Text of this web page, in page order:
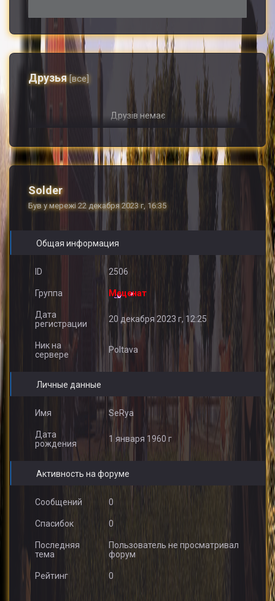
Друзья[все]
Друзів немає
Solder
Був у мережі 22 декабря 2023 г, 16:35
Общая информация
ID 2506
Группа Меценат
Дата
регистрации
20 декабря 2023 г, 12:25
Ник на
сервере
Poltava
Личные данные
Имя SeRya
Дата
рождения
1 января 1960 г
Активность на форуме
Сообщений 0
Спасибок 0
Последняя
тема
Пользователь не просматривал
форум
Рейтинг 0